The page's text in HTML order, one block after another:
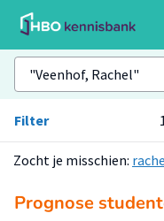
Filter
Zocht je misschien:
Prognose